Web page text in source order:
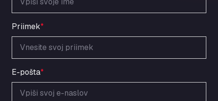
Schellweilerstraße 1, 66871
ARAL Tankstelle - XXL Truckwash.de
GmbH
Obernburger Str. 127, 63811
Ardleigh South Services
a120 westbound, CO77SL
Area 47 Hermanos Rico
Autovia A4 km 47, 28300
Priimek*
E-pošta*